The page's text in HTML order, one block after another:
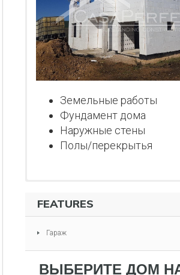
Земельные работы
Фундамент дома
Наружные стены
Полы/перекрытья
FEATURES
Гараж
ВЫБЕРИТЕ ДОМ